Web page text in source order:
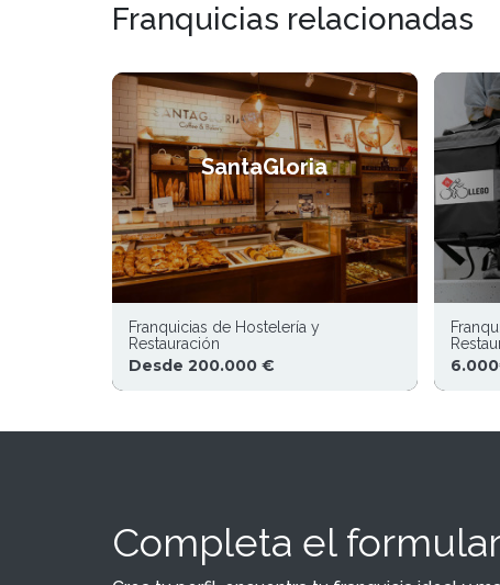
Franquicias relacionadas
SantaGloria
Franquicias de Hostelería y
Restauración
Desde 200.000 €
Completa el